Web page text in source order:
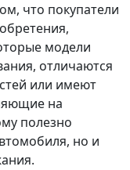
что покупатели
модели
отличаются
или имеют
на
полезно
но и